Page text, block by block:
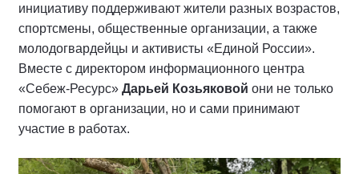
инициативу поддерживают жители разных возрастов,
спортсмены, общественные организации, а также
молодогвардейцы и активисты «Единой России».
Вместе с директором информационного центра
«Себеж-Ресурс» Дарьей Козьяковой они не только
помогают в организации, но и сами принимают
участие в работах.